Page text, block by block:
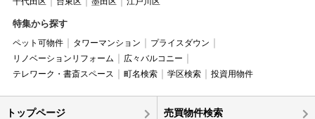
特集から探す
ペット可物件 タワーマンション
プライスダウン
リノベーションリフォーム
広々バルコニー
テレワーク・書斎スペース
町名検索 学区検索 投資用物件
トップページ 売買物件検索